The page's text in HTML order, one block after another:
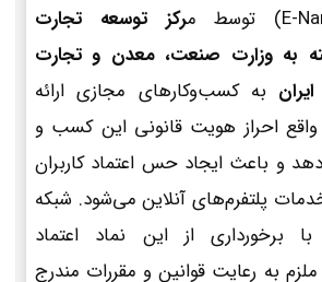
رکز توسعه تجارت
به وزارت صنعت، معدن و تجارت
به کسب‌وکارهای مجازی ارائه
واقع احراز هویت قانونی این کسب و
و باعث ایجاد حس اعتماد کاربران
پلتفرم‌های آنلاین می‌شود. شبکه
برخورداری از این نماد اعتماد
ملزم به رعایت قوانین و مقررات مندرج